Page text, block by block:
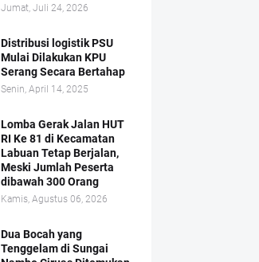
Jumat, Juli 24, 2026
Distribusi logistik PSU
Mulai Dilakukan KPU
Serang Secara Bertahap
Senin, April 14, 2025
Lomba Gerak Jalan HUT
RI Ke 81 di Kecamatan
Labuan Tetap Berjalan,
Meski Jumlah Peserta
dibawah 300 Orang
Kamis, Agustus 06, 2026
Dua Bocah yang
Tenggelam di Sungai